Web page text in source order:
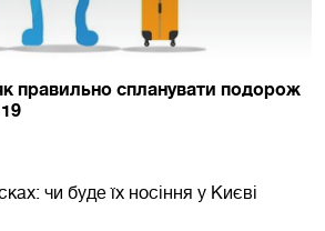
правильно спланувати подорож
чи буде їх носіння у Києві